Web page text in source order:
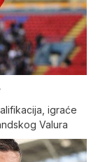
igraće
Valura